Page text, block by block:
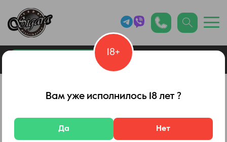
Каталог товаров
Набор для самозамеса In Bottle Salt
Puzzle 30 мл
18+
Вам уже исполнилось 18 лет ?
Да Нет